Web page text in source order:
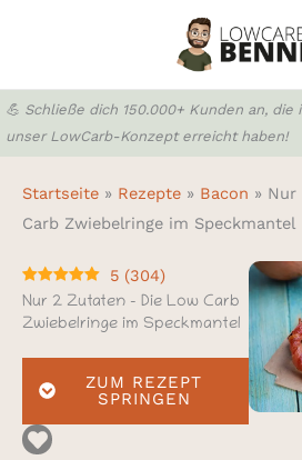
💪 Schließe dich 150.000+ Kunden an,
unser LowCarb-Konzept erreicht haben!
Startseite » Rezepte » Bacon » Nur
Carb Zwiebelringe im Speckmantel
5 (304)
Nur 2 Zutaten – Die Low Carb
Zwiebelringe im Speckmantel
ZUM REZEPT
SPRINGEN